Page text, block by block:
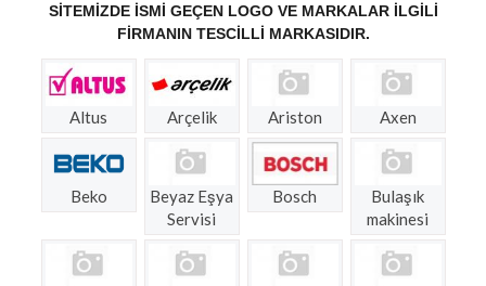
SITEMIZDE ISMI GEÇEN LOGO VE MARKALAR ILGILI
FIRMANIN TESCILLI MARKASIDIR.
Altus Arçelik Ariston Axen
Beko
Beyaz Eşya
Servisi
Bosch
Bulaşık
makinesi